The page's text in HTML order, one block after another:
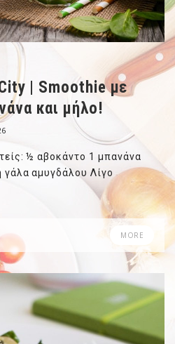
| Smoothie με
και μήλο!
½ αβοκάντο 1 μπανάνα
αμυγδάλου Λίγο
MORE